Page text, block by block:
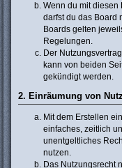
Wenn du mit diesen
darfst du das Board
Boards gelten
Regelungen.
Der
kann von beiden
gekündigt werden.
2. Einräumung von
Mit dem Erstellen
einfaches, zeitlich
unentgeltliches
nutzen.
Das Nutzungsrecht